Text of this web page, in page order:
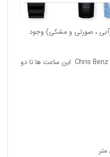
، صورتی و مشکی) وجود
با استفاده از باتری های مورد تایید Chris Benz این ساعت ها تا دو